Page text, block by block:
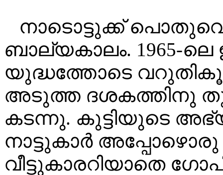
നാടൊട്ടുക്ക് പൊതുവെ
ബാല്യകാലം. 1965-
യുദ്ധത്തോടെ
അടുത്ത ദശകത്തിനു
കടന്നു. കുട്ടിയുടെ
നാട്ടുകാർ അപ്പോഴൊരു
വീട്ടുകാരറിയാതെ